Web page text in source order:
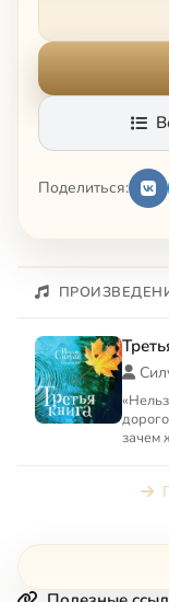
Поделиться:
зачем